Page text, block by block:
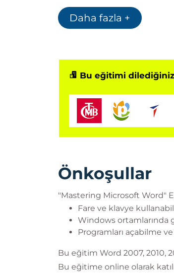
Daha fazla +
Bu eğitimi
Önkoşullar
"Mastering Microsoft Word"
Fare ve klavye
Windows ortamlarında
Programları açabilme
Bu eğitim Word 2007, 2010,
Bu eğitime online olarak